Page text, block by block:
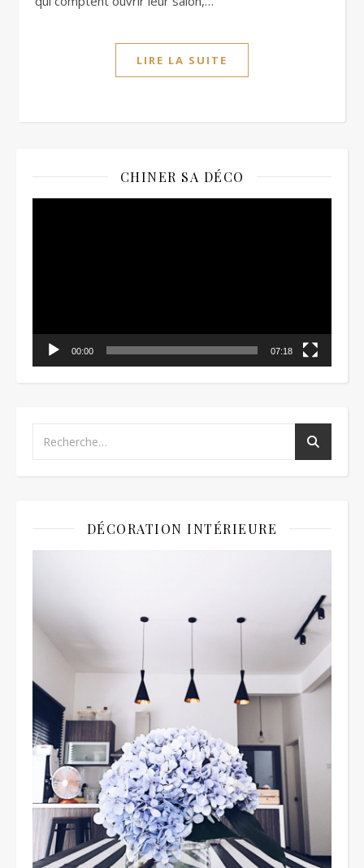
LIRE LA SUITE
CHINER SA DÉCO
00:00 07:18
DÉCORATION INTÉRIEURE